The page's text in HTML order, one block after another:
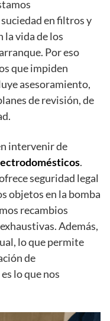
en filtros y
la vida de los
Por eso
que impiden
asesoramiento,
de revisión, de
intervenir de
.
seguridad legal
objetos en la bomba
recambios
Además,
lo que permite
de
lo que nos